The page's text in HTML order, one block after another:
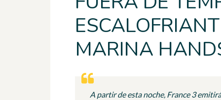
MARINA
A partir de esta noche, France 3